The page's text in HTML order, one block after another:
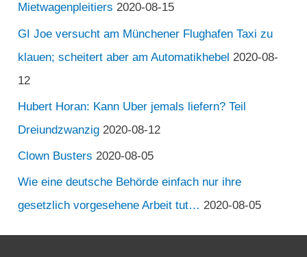
Mietwagenpleitiers 2020-08-15
GI Joe versucht am Münchener Flughafen Taxi zu
klauen; scheitert aber am Automatikhebel 2020-08-
12
Hubert Horan: Kann Uber jemals liefern? Teil
Dreiundzwanzig 2020-08-12
Clown Busters 2020-08-05
Wie eine deutsche Behörde einfach nur ihre
gesetzlich vorgesehene Arbeit tut… 2020-08-05